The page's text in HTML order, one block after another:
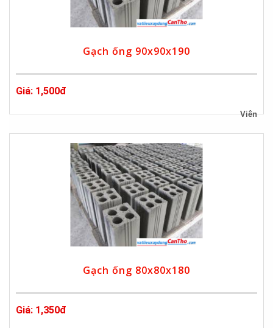
Gạch ống 90x90x190
Giá: 1,500đ
Viên
Gạch ống 80x80x180
Giá: 1,350đ